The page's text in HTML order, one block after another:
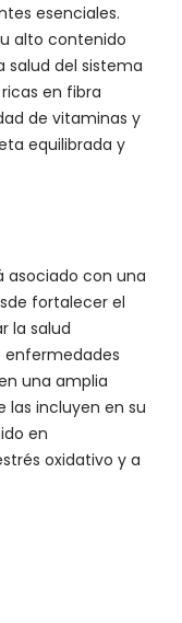
esenciales.
alto contenido
salud del sistema
en fibra
de vitaminas y
equilibrada y
asociado con una
fortalecer el
la salud
enfermedades
una amplia
las incluyen en su
en
oxidativo y a